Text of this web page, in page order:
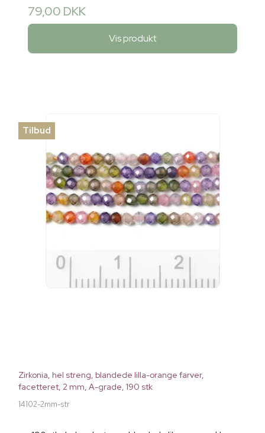
79,00 DKK
Vis produkt
Tilbud
Zirkonia, hel streng, blandede lilla-orange farver,
facetteret, 2 mm, A-grade, 190 stk
14102-2mm-str